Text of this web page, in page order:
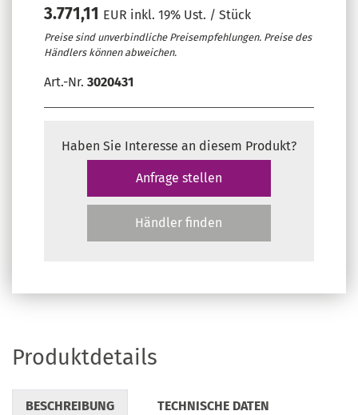
3.771,11 EUR inkl. 19% Ust. / Stück
Preise sind unverbindliche Preisempfehlungen. Preise des
Händlers können abweichen.
Art.-Nr. 3020431
Haben Sie Interesse an diesem Produkt?
Anfrage stellen
Händler finden
Produktdetails
BESCHREIBUNG TECHNISCHE DATEN